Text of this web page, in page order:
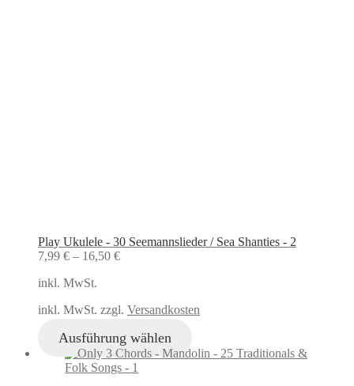
Play Ukulele - 30 Seemannslieder / Sea Shanties - 2
7,99 € – 16,50 €
inkl. MwSt.
inkl. MwSt. zzgl. Versandkosten
Ausführung wählen